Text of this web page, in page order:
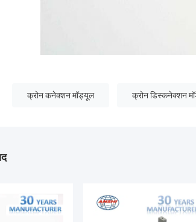
क्रोन कनेक्शन मॉड्यूल क्रोन डिस्कनेक्शन